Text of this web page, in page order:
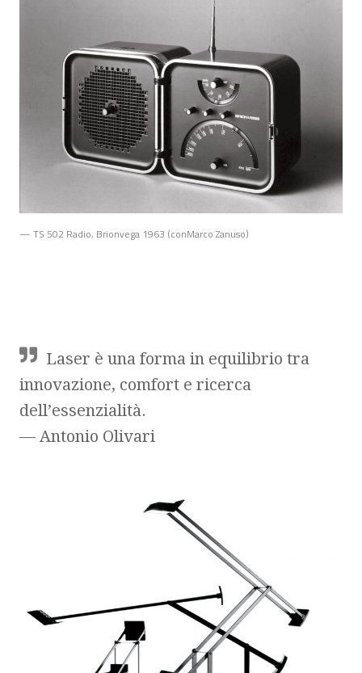
— TS 502 Radio, Brionvega 1963 (conMarco Zanuso)
Laser è una forma in equilibrio tra
innovazione, comfort e ricerca
dell’essenzialità.
— Antonio Olivari